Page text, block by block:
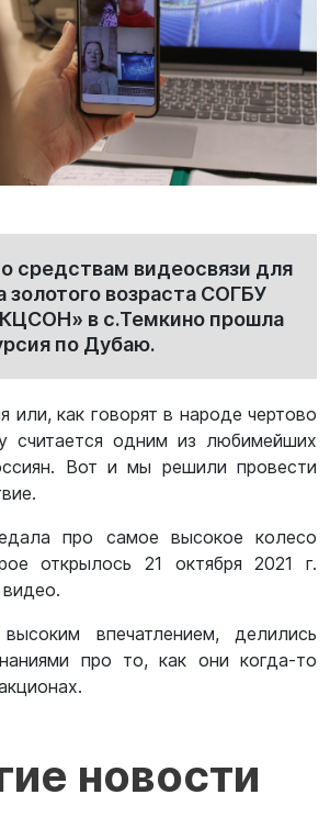
средствам видеосвязи для
золотого возраста СОГБУ
в с.Темкино прошла
по Дубаю.
или, как говорят в народе чертово
считается одним из любимейших
Вот и мы решили провести
про самое высокое колесо
открылось 21 октября 2021 г.
впечатлением, делились
про то, как они когда-то
новости